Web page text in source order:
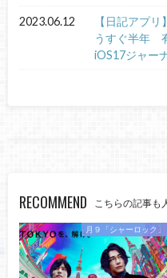
2023.06.12
【日記アプ
うすぐ半年
iOS17ジャー
RECOMMEND こちらの記事も
月９「シャーロック」